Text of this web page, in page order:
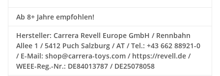
Ab 8+ Jahre empfohlen!
Hersteller: Carrera Revell Europe GmbH / Rennbahn
Allee 1 / 5412 Puch Salzburg / AT / Tel.: +43 662 88921-0
/ E-Mail: shop@carrera-toys.com / https://revell.de /
WEEE-Reg.-Nr.: DE84013787 / DE25078058